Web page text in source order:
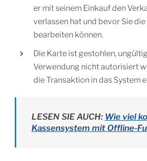
er mit seinem Einkauf den
verlassen hat und bevor Sie
bearbeiten können.
Die Karte ist gestohlen,
Verwendung nicht autorisiert
die Transaktion in das System
LESEN SIE AUCH: Wie viel
Kassensystem mit Offline-